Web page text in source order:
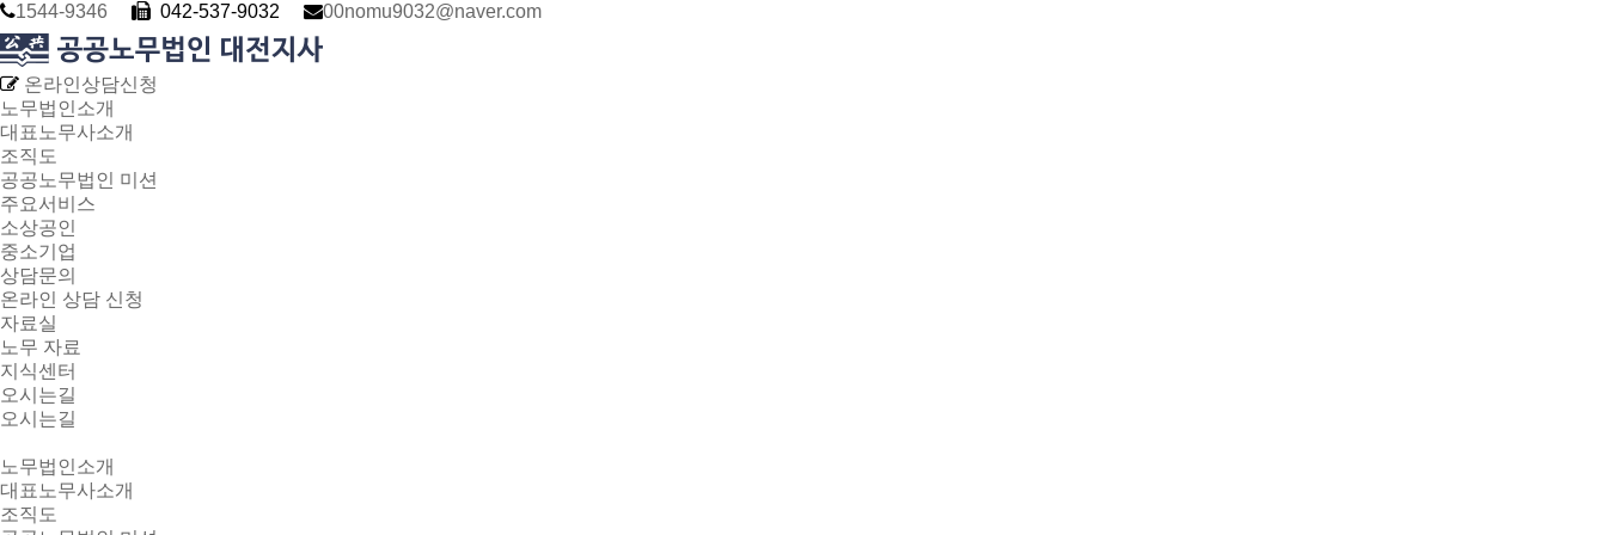
1544-9346 042-537-9032 00nomu9032@naver.com
온라인상담신청
노무법인소개
대표노무사소개
조직도
공공노무법인 미션
주요서비스
소상공인
중소기업
상담문의
온라인 상담 신청
자료실
노무 자료
지식센터
오시는길
오시는길
노무법인소개
대표노무사소개
조직도